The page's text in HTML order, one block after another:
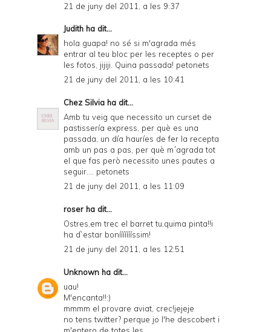
21 de juny del 2011, a les 9:37
Judith ha dit...
hola guapa! no sé si m'agrada més
entrar al teu bloc per les receptes o per
les fotos, jijiji. Quina passada! petonets
21 de juny del 2011, a les 10:41
Chez Silvia ha dit...
Amb tu veig que necessito un curset de
pastissería express, per què es una
passada, un día hauríes de fer la recepta
amb un pas a pas, per què m´agrada tot
el que fas però necessito unes pautes a
seguir.... petonets
21 de juny del 2011, a les 11:09
roser ha dit...
Ostres,em trec el barret tu,quima pinta!!i
ha d`estar boníííííííssim!
21 de juny del 2011, a les 12:51
Unknown ha dit...
uau!
M'encanta!!:)
mmmm el provare aviat, crec!jejeje
no tens twitter? perque jo l'he descobert i